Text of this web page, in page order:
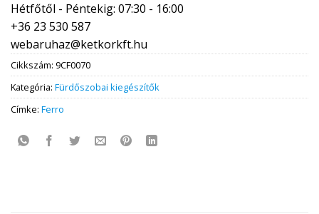
Hétfőtől - Péntekig: 07:30 - 16:00
+36 23 530 587
webaruhaz@ketkorkft.hu
Cikkszám: 9CF0070
Kategória: Fürdőszobai kiegészítők
Címke: Ferro